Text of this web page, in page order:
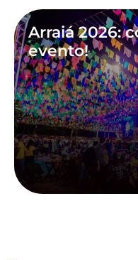
Arraiá 2026:
evento!